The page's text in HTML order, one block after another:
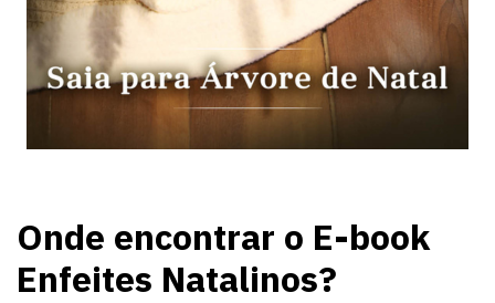
Onde encontrar o E-book
Enfeites Natalinos?